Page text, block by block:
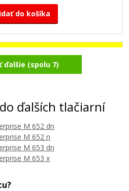
do košíka
CF462X (Žltý)
ďalšie (spolu 7)
ďalších tlačiarní
M 652 dn
M 652 n
M 653 dn
M 653 x